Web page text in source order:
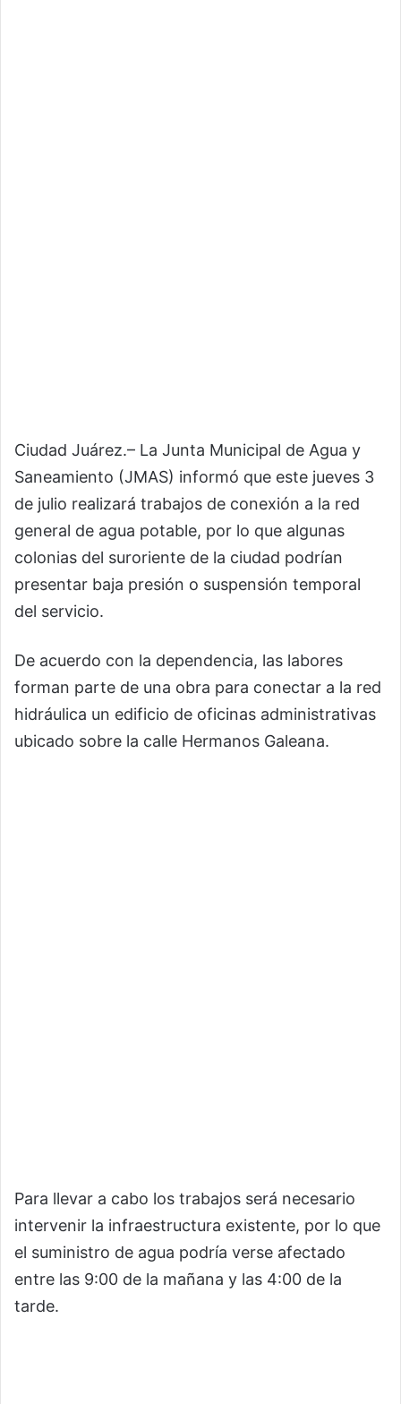
Ciudad Juárez.– La Junta Municipal de Agua y
Saneamiento (JMAS) informó que este jueves 3
de julio realizará trabajos de conexión a la red
general de agua potable, por lo que algunas
colonias del suroriente de la ciudad podrían
presentar baja presión o suspensión temporal
del servicio.
De acuerdo con la dependencia, las labores
forman parte de una obra para conectar a la red
hidráulica un edificio de oficinas administrativas
ubicado sobre la calle Hermanos Galeana.
Para llevar a cabo los trabajos será necesario
intervenir la infraestructura existente, por lo que
el suministro de agua podría verse afectado
entre las 9:00 de la mañana y las 4:00 de la
tarde.